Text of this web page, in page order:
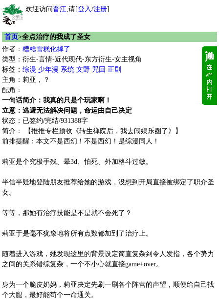
欢迎访问晋江,请[登入/注册]
首页>全点治疗的我成了圣女
作者： 糟糕雪糕化掉了
类型：衍生-言情-近代现代-东方衍生-女主视角
标签： 综漫 少年漫 系统 文野 咒回 正剧
主角：莉亚，？
配角：
一句话简介：我真的只是个玩家啊！
立意：逃避无法解决问题，命运由自己决定
状态：已签约/完结/931388字
简介： 【推推专栏预收《转生禅院后，我去闯娱乐圈了》】
前排提醒：本文不是西幻！不是西幻！是综漫同人！
莉亚是个究极手残、晕3d、怕死、外加格斗过敏。
半信半疑地登陆朋友推荐给她的游戏，没想到开局直接被绑定了职介圣
女。
等等，那她有治疗技能是不是就不会死了？
莉亚于是毫不犹豫地将所有点数都加到了治疗上。
随着进入游戏，她发现这里的背景设定简直复杂到令人发指，各个势力
之间的关系错综复杂，一个不小心就直接game+over。
身为一个脆皮奶妈，莉亚决定先刷一刷各个阵营的声望，顺便给自己找
个大腿，最好能苟个一命通关。